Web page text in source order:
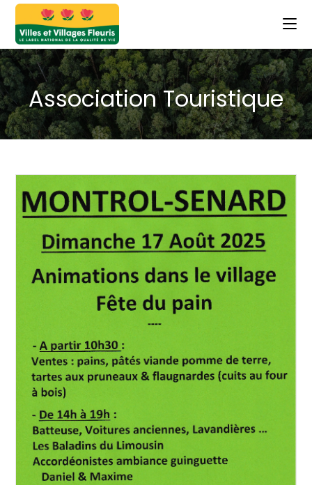
Association Touristique